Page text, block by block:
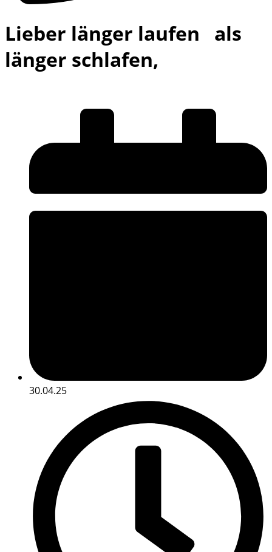
Lieber länger laufen als
länger schlafen,
30.04.25